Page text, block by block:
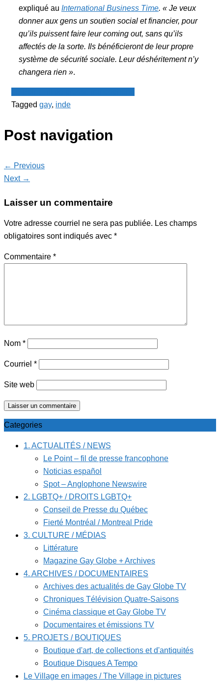
expliqué au International Business Time. « Je veux
donner aux gens un soutien social et financier, pour
qu’ils puissent faire leur coming out, sans qu’ils
affectés de la sorte. Ils bénéficieront de leur propre
système de sécurité sociale. Leur déshéritement n’y
changera rien ».
Tagged gay, inde
Post navigation
← Previous
Next →
Laisser un commentaire
Votre adresse courriel ne sera pas publiée. Les champs
obligatoires sont indiqués avec *
Commentaire *
Nom *
Courriel *
Site web
Categories
1. ACTUALITÉS / NEWS
Le Point – fil de presse francophone
Noticias español
Spot – Anglophone Newswire
2. LGBTQ+ / DROITS LGBTQ+
Conseil de Presse du Québec
Fierté Montréal / Montreal Pride
3. CULTURE / MÉDIAS
Littérature
Magazine Gay Globe + Archives
4. ARCHIVES / DOCUMENTAIRES
Archives des actualités de Gay Globe TV
Chroniques Télévision Quatre-Saisons
Cinéma classique et Gay Globe TV
Documentaires et émissions TV
5. PROJETS / BOUTIQUES
Boutique d'art, de collections et d'antiquités
Boutique Disques A Tempo
Le Village en images / The Village in pictures